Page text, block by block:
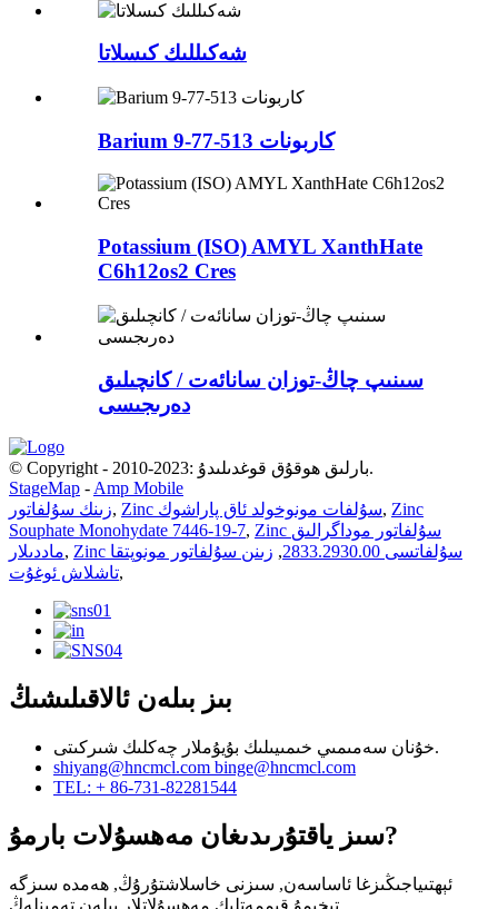
شەكىللىك كىسلاتا
Barium كاربونات 513-77-9
Potassium (ISO) AMYL XanthHate
C6h12os2 Cres
سىنىپ چاڭ-توزان سانائەت / كانچىلىق
دەرىجىسى
© Copyright - 2010-2023: بارلىق ھوقۇق قوغدىلىدۇ.
StageMap - Amp Mobile
زىنك سۇلفاتور, Zinc سۇلفات مونوخولد ئاق پاراشوك, Zinc
Souphate Monohydate 7446-19-7, Zinc سۇلفاتور موداگرالىق
ماددىلار, Zinc سۇلفاتسى 2833.2930.00 , زىنن سۇلفاتور مونوپتقا
تاشلاش ئوغۇت,
بىز بىلەن ئالاقىلىشىڭ
خۇنان سەمىمىي خىمىيىلىك بۇيۇملار چەكلىك شىركىتى.
shiyang@hncmcl.com binge@hncmcl.com
TEL: + 86-731-82281544
سىز ياقتۇرىدىغان مەھسۇلات بارمۇ?
ئېھتىياجىڭىزغا ئاساسەن, سىزنى خاسلاشتۇرۇڭ, ھەمدە سىزگە